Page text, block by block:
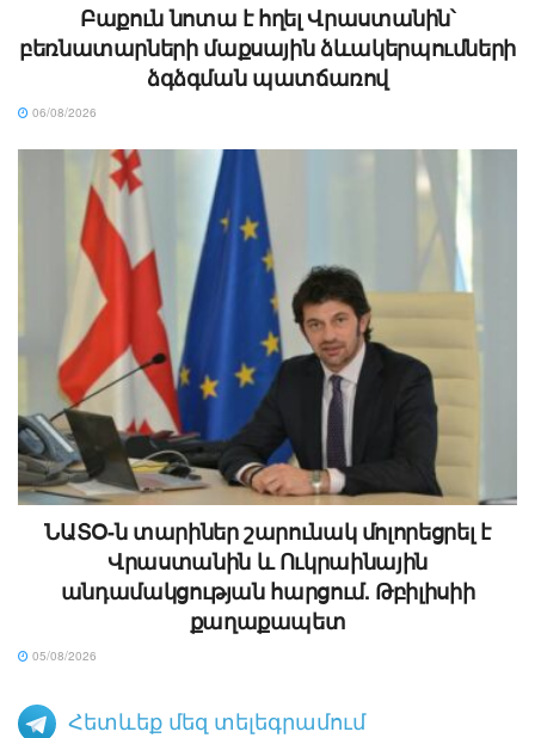
Բաքուն նոտա է հղել Վրաստանին՝
բեռնատարների մաքսային ձևակերպումների
ձգձգման պատճառով
06/08/2026
ՆԱՏՕ-ն տարիներ շարունակ մոլորեցրել է
Վրաստանին և Ուկրաինային
անդամակցության հարցում. Թբիլիսիի
քաղաքապետ
05/08/2026
Հետևեք մեզ տելեգրամում